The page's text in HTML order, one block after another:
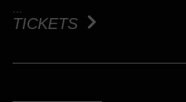
...
TICKETS